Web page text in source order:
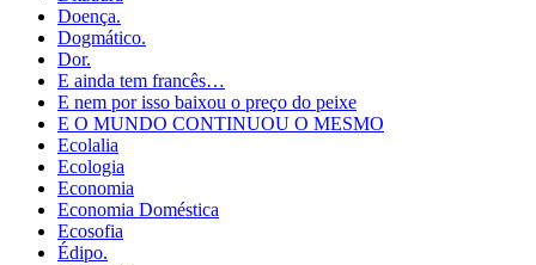
Doença.
Dogmático.
Dor.
E ainda tem francês…
E nem por isso baixou o preço do peixe
E O MUNDO CONTINUOU O MESMO
Ecolalia
Ecologia
Economia
Economia Doméstica
Ecosofia
Édipo.